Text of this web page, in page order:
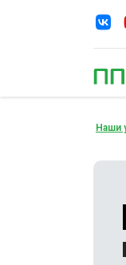
Наши